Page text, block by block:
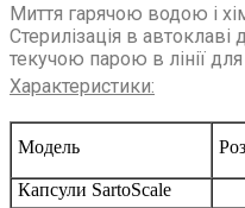
Миття гарячою водою і
Стерилізація в
текучою парою в лінії
Характеристики:
Модель
Капсули SartoScale